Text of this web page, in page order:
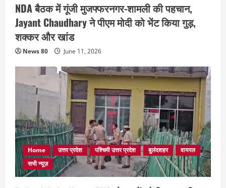
NDA बैठक में गूंजी मुजफ्फरनगर-शामली की पहचान,
Jayant Chaudhary ने पीएम मोदी को भेंट किया गुड़,
शक्कर और खांड
News 80 June 11, 2026
Home उत्तर प्रदेश पश्चिमी उत्तर प्रदेश बुलंदशहर
वायरल
सभी न्यूज़